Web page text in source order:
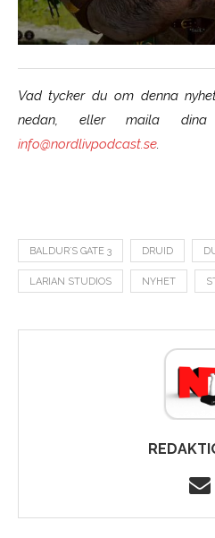
Vad tycker du om denna
nedan, eller maila
info@nordlivpodcast.se.
BALDUR´S GATE 3 DRUID
LARIAN STUDIOS NYHET